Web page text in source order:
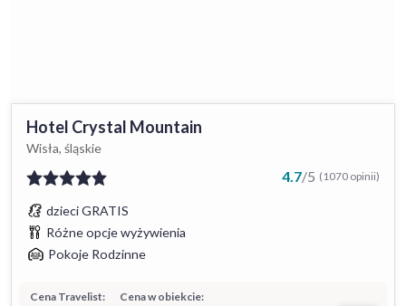
Hotel Crystal Mountain
Wisła, śląskie
4.7/5 (1070 opinii)
dzieci GRATIS
Różne opcje wyżywienia
Pokoje Rodzinne
Cena w obiekcie:
Cena Travelist: